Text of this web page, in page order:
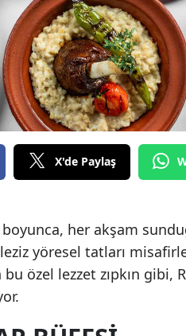
X'de Paylaş
boyunca, her akşam
yöresel tatları
özel lezzet zıpkın gibi,